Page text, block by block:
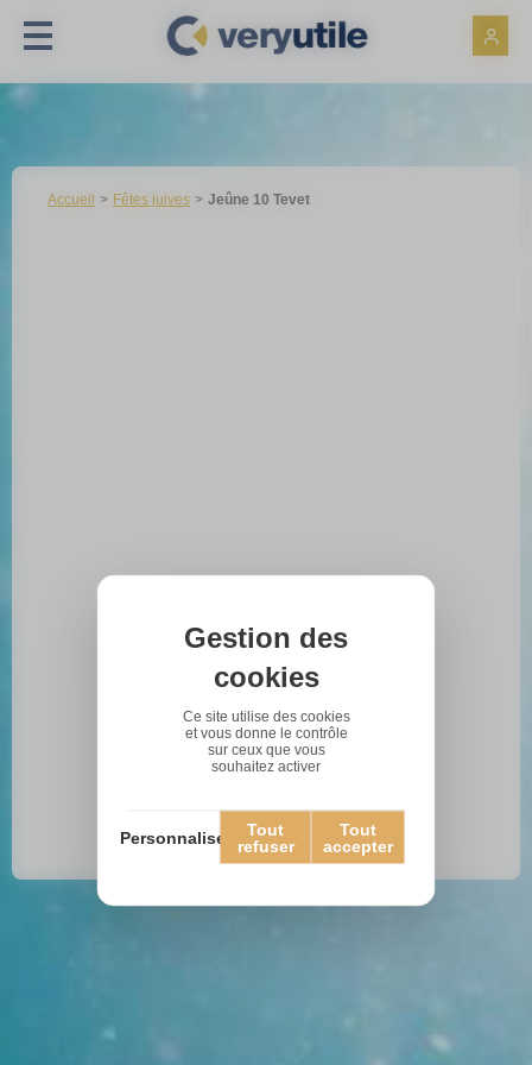
Accueil Fêtes juives Jeûne 10 Tevet
Gestion des
cookies
Ce site utilise des cookies
et vous donne le contrôle
sur ceux que vous
souhaitez activer
Tout
accepter
Tout
refuser
Personnaliser